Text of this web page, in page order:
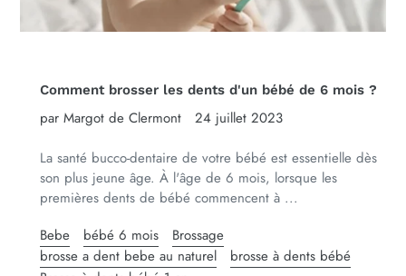
Comment brosser les dents d'un bébé de 6 mois ?
par Margot de Clermont
24 juillet 2023
La santé bucco-dentaire de votre bébé est essentielle dès
son plus jeune âge. À l'âge de 6 mois, lorsque les
premières dents de bébé commencent à ...
Bebe
bébé 6 mois
Brossage
brosse a dent bebe au naturel
brosse à dents bébé